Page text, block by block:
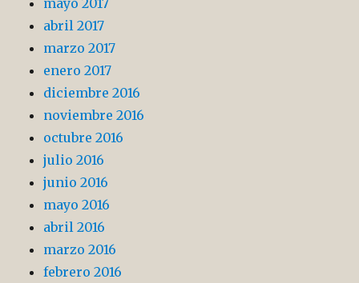
abril 2017
marzo 2017
enero 2017
diciembre 2016
noviembre 2016
octubre 2016
julio 2016
junio 2016
mayo 2016
abril 2016
marzo 2016
febrero 2016